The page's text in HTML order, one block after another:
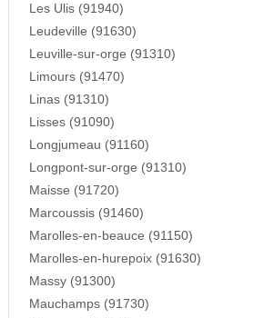
Les Ulis (91940)
Leudeville (91630)
Leuville-sur-orge (91310)
Limours (91470)
Linas (91310)
Lisses (91090)
Longjumeau (91160)
Longpont-sur-orge (91310)
Maisse (91720)
Marcoussis (91460)
Marolles-en-beauce (91150)
Marolles-en-hurepoix (91630)
Massy (91300)
Mauchamps (91730)